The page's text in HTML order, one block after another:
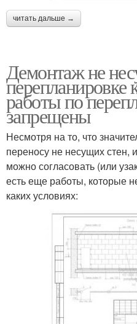
читать дальше →
Демонтаж не
перепланировке
работы по
запрещены
Несмотря на то, что
переносу не несущих стен,
можно согласовать (или
есть еще работы, которые
каких условиях: